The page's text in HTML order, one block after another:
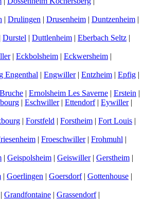
| Drulingen | Drusenheim | Duntzenheim |
Durstel | Duttlenheim | Eberbach Seltz |
| Eckbolsheim | Eckwersheim |
Engenthal | Engwiller | Entzheim | Epfig |
| Ernolsheim Les Saverne | Erstein |
| Eschwiller | Ettendorf | Eywiller |
| Forstfeld | Forstheim | Fort Louis |
| Froeschwiller | Frohmuhl |
| Geispolsheim | Geiswiller | Gerstheim |
| Goerlingen | Goersdorf | Gottenhouse |
| Grandfontaine | Grassendorf |